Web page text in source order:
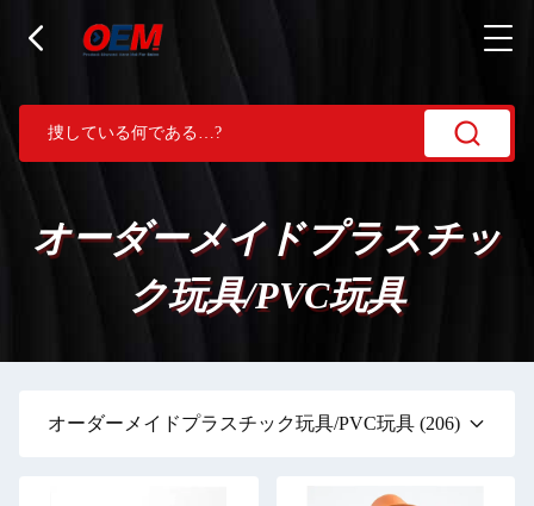
オーダーメイドプラスチッ
ク玩具/PVC玩具
オーダーメイドプラスチック玩具/PVC玩具 (206)